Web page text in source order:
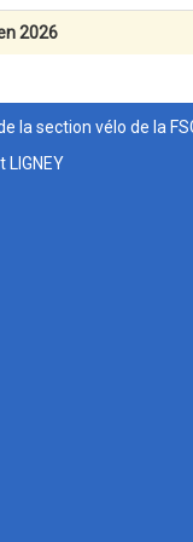
2026
la section vélo de la
LIGNEY